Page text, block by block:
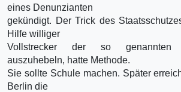
eines Denunzianten
gekündigt. Der Trick des
Hilfe williger
Vollstrecker der so genannten
auszuhebeln, hatte Methode.
Sie sollte Schule machen. Später
Berlin die